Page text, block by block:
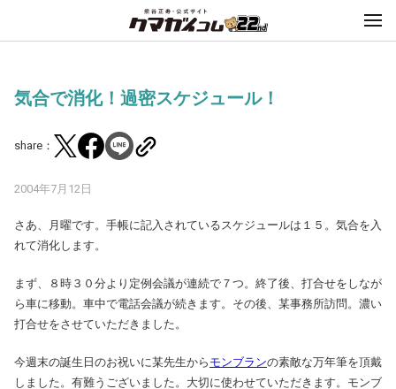
気合で消化！過密スケジュール！
share：
2004年7月12日
さあ、月曜です。手帳に記入されているスケジュールは１５。気合を入
れて消化します。
まず、８時３０分より定例会議が連続で７つ。終了後、打合せをしなが
ら車に移動。車中で電話会議が続きます。その後、某事務所訪問。濃い
打合せをさせていただきました。
今週末の誕生日のお祝いに某先生から モンブランの素敵な万年筆を頂戴
しました。有難うございました。大切に使わせていただきます。モンブ